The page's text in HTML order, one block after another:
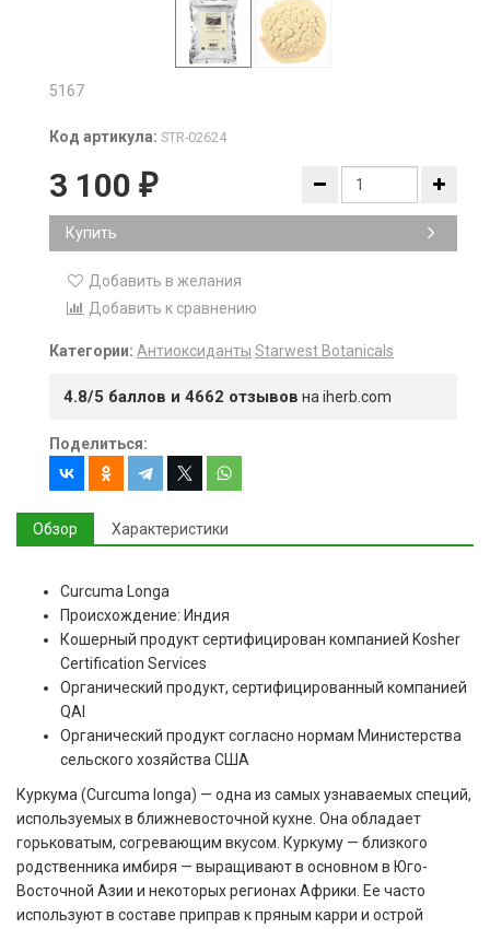
5167
Код артикула: STR-02624
3 100 ₽
Купить
Добавить в желания
Добавить к сравнению
Категории: Антиоксиданты Starwest Botanicals
4.8/5 баллов и 4662 отзывов на iherb.com
Поделиться:
Обзор Характеристики
Curcuma Longa
Происхождение: Индия
Кошерный продукт сертифицирован компанией Kosher
Certification Services
Органический продукт, сертифицированный компанией
QAI
Органический продукт согласно нормам Министерства
сельского хозяйства США
Куркума (Curcuma longa) — одна из самых узнаваемых специй,
используемых в ближневосточной кухне. Она обладает
горьковатым, согревающим вкусом. Куркуму — близкого
родственника имбиря — выращивают в основном в Юго-
Восточной Азии и некоторых регионах Африки. Ее часто
используют в составе приправ к пряным карри и острой